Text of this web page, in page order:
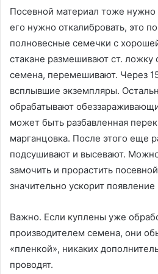
Посевной материал тоже нужно
его нужно откалибровать, это
полновесные семечки с
стакане размешивают ст.
семена, перемешивают. Через
всплывшие экземпляры.
обрабатывают
может быть разбавленная
марганцовка. После этого еще
подсушивают и высевают.
замочить и прорастить
значительно ускорит появление
Важно. Если куплены уже
производителем семена, они
«пленкой», никаких
проводят.